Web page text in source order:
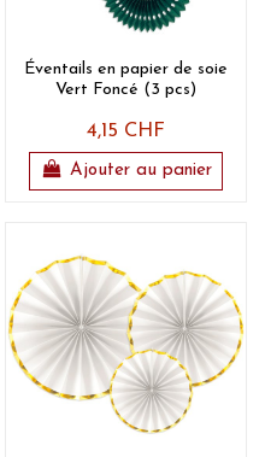
Éventails en papier de soie
Vert Foncé (3 pcs)
4,15 CHF
Ajouter au panier